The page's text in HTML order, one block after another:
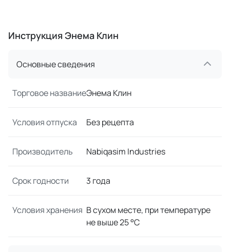
Инструкция Энема Клин
Основные сведения
Торговое названиеЭнема Клин
Условия отпуска Без рецепта
Производитель Nabiqasim Industries
Срок годности 3 года
Условия хранения В сухом месте, при температуре
не выше 25 °C